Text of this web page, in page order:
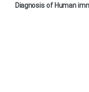
Diagnosis of Human